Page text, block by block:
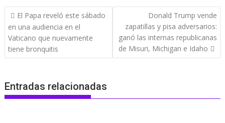
Navegación
de
entradas
El Papa reveló este sábado
en una audiencia en el
Vaticano que nuevamente
tiene bronquitis
Donald Trump vende
zapatillas y pisa adversarios:
ganó las internas republicanas
de Misuri, Michigan e Idaho
Entradas relacionadas